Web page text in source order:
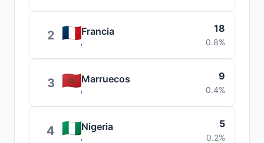
2 Francia 18
0.8%
3 Marruecos 9
0.4%
4 Nigeria 5
0.2%